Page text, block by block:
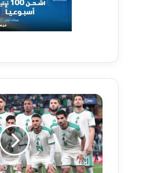
رامي
بن
سبعيني
يغيب
عن
آخر
مباراتين